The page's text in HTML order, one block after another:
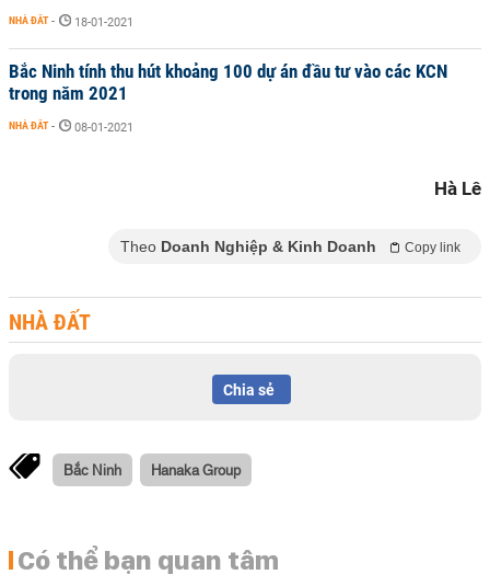
NHÀ ĐẤT - 18-01-2021
Bắc Ninh tính thu hút khoảng 100 dự án đầu tư vào các KCN
trong năm 2021
NHÀ ĐẤT - 08-01-2021
Hà Lê
Theo Doanh Nghiệp & Kinh Doanh Copy link
NHÀ ĐẤT
Chia sẻ
Bắc Ninh Hanaka Group
Có thể bạn quan tâm